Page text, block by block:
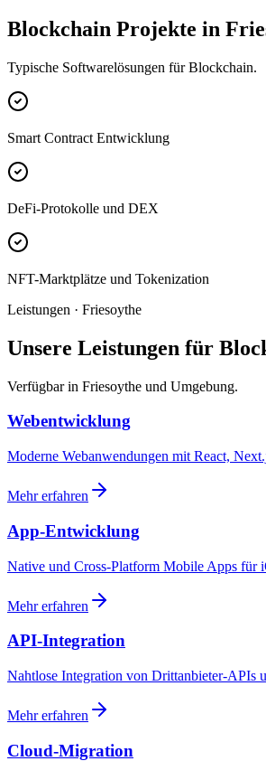
Blockchain Projekte in
Typische Softwarelösungen für Blockchain.
Smart Contract Entwicklung
DeFi-Protokolle und DEX
NFT-Marktplätze und Tokenization
Leistungen · Friesoythe
Unsere Leistungen für
Verfügbar in Friesoythe und Umgebung.
Webentwicklung
Moderne Webanwendungen mit React,
Mehr erfahren
App-Entwicklung
Native und Cross-Platform Mobile Apps für
Mehr erfahren
API-Integration
Nahtlose Integration von Drittanbieter-APIs
Mehr erfahren
Cloud-Migration